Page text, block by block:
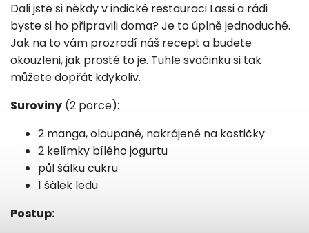
Dali jste si někdy v indické restauraci Lassi a rádi
byste si ho připravili doma? Je to úplně jednoduché.
Jak na to vám prozradí náš recept a budete
okouzleni, jak prosté to je. Tuhle svačinku si tak
můžete dopřát kdykoliv.
Suroviny (2 porce):
2 manga, oloupané, nakrájené na kostičky
2 kelímky bílého jogurtu
půl šálku cukru
1 šálek ledu
Postup: